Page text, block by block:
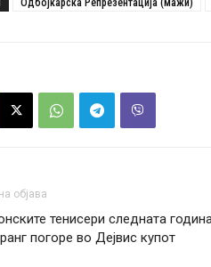
Одбојкарска Репрезентација (мажи)
објава
тенисери следната
погоре во Дејвис купот